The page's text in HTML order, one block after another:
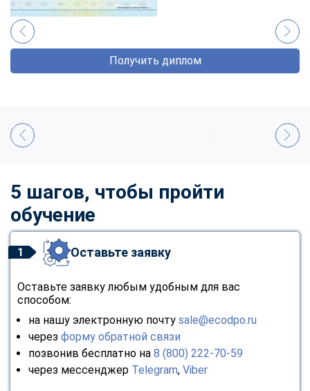
Получить диплом
5 шагов, чтобы пройти
обучение
1 Оставьте заявку
Оставьте заявку любым удобным для вас
способом:
на нашу электронную почту sale@ecodpo.ru
через форму обратной связи
позвонив бесплатно на 8 (800) 222-70-59
через мессенджер Telegram, Viber